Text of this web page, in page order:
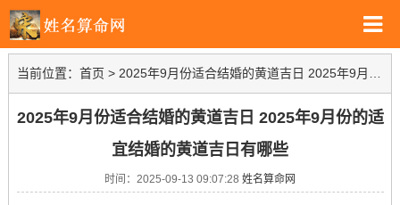
当前位置： 首页 > 2025年9月份适合结婚的黄道吉日 2025年9月份的适宜结婚的黄道吉日有哪些
2025年9月份适合结婚的黄道吉日 2025年9月份的适
宜结婚的黄道吉日有哪些
时间：2025-09-13 09:07:28 姓名算命网